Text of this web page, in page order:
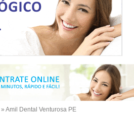
» Amil Dental Venturosa PE